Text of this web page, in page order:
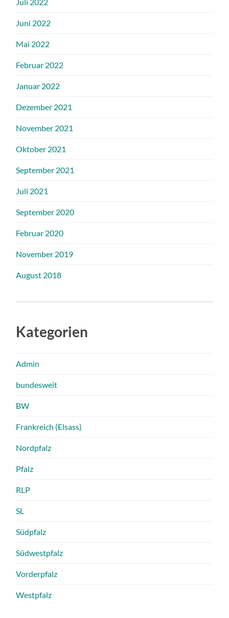
Juni 2022
Mai 2022
Februar 2022
Januar 2022
Dezember 2021
November 2021
Oktober 2021
September 2021
Juli 2021
September 2020
Februar 2020
November 2019
August 2018
Kategorien
Admin
bundesweit
BW
Frankreich (Elsass)
Nordpfalz
Pfalz
RLP
SL
Südpfalz
Südwestpfalz
Vorderpfalz
Westpfalz